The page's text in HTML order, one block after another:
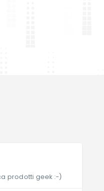
prodotti geek :-)